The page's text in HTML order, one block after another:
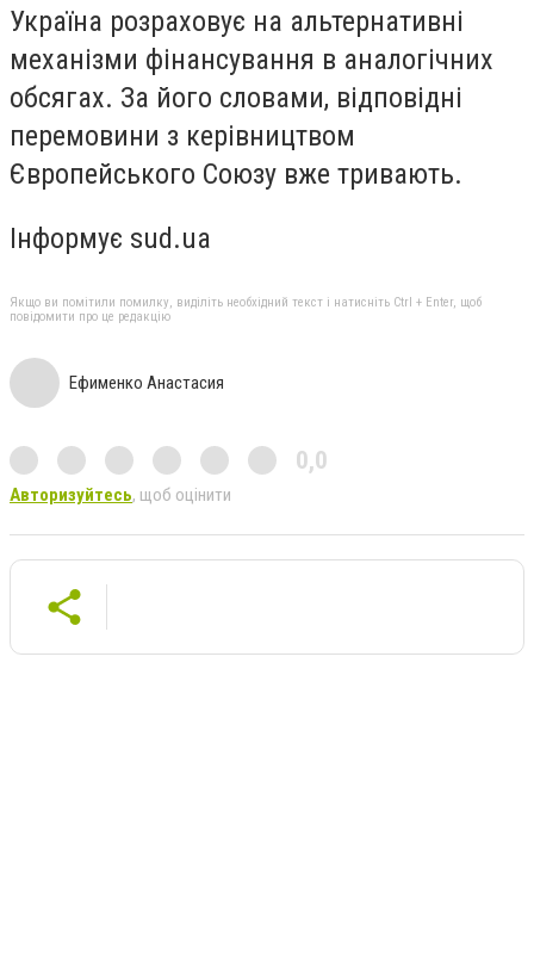
Україна розраховує на альтернативні
механізми фінансування в аналогічних
обсягах. За його словами, відповідні
перемовини з керівництвом
Європейського Союзу вже тривають.
Інформує sud.ua
Якщо ви помітили помилку, виділіть необхідний текст і натисніть Ctrl + Enter, щоб
повідомити про це редакцію
Ефименко Анастасия
0,0
Авторизуйтесь, щоб оцінити